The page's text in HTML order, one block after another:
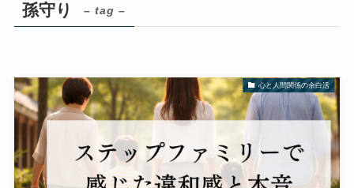
孫守り – tag –
心と人間関係の余白活